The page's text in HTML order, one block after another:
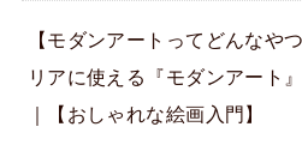
【モダンアートってどんなや
リアに使える『モダンアート
｜【おしゃれな絵画入門】